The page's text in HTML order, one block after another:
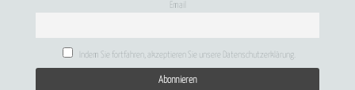
Email
Indem Sie fortfahren, akzeptieren Sie unsere Datenschutzerklärung.